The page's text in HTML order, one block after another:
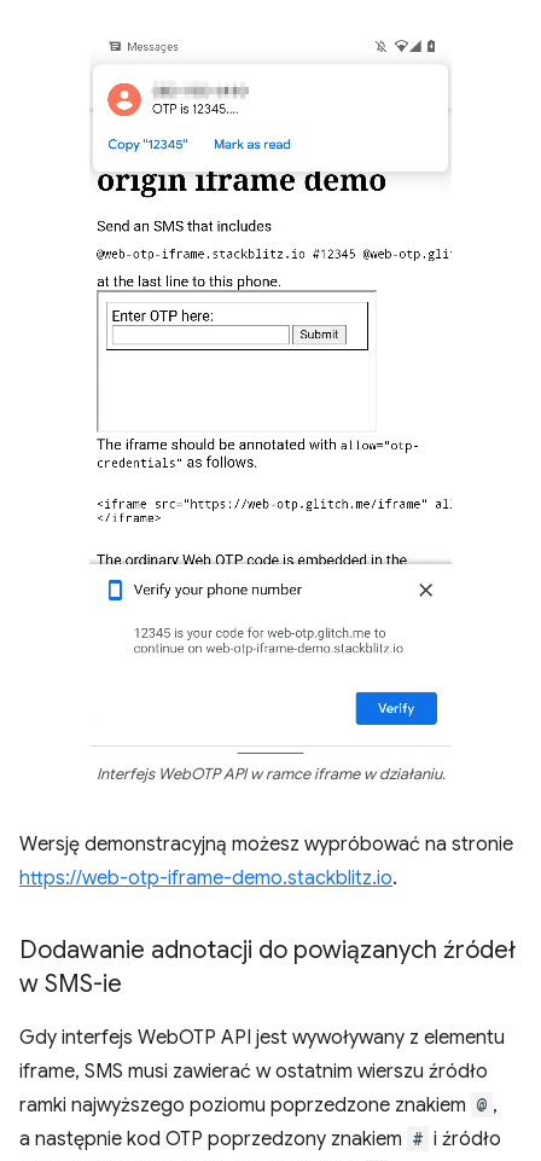
Interfejs WebOTP API w ramce iframe w działaniu.
Wersję demonstracyjną możesz wypróbować na stronie
https://web-otp-iframe-demo.stackblitz.io.
Dodawanie adnotacji do powiązanych źródeł
w SMS-ie
Gdy interfejs WebOTP API jest wywoływany z elementu
iframe, SMS musi zawierać w ostatnim wierszu źródło
ramki najwyższego poziomu poprzedzone znakiem @ ,
a następnie kod OTP poprzedzony znakiem # i źródło